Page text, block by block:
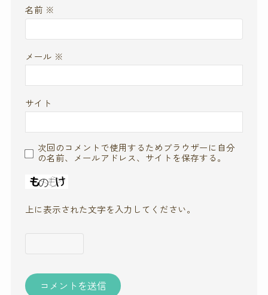
名前 ※
メール ※
サイト
次回のコメントで使用するためブラウザーに自分
の名前、メールアドレス、サイトを保存する。
上に表示された文字を入力してください。